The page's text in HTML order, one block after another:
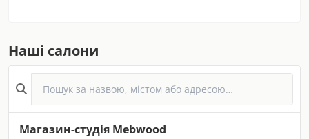
Наші салони
Магазин-студія Mebwood